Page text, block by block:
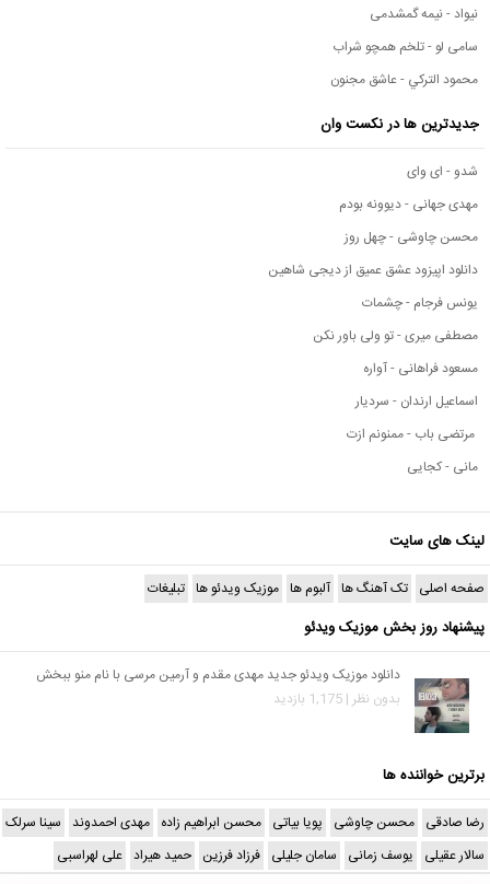
نیواد - نیمه گمشدمی
سامی لو - تلخم همچو شراب
محمود التركي - عاشق مجنون
جدیدترین ها در نکست وان
شدو - ای وای
مهدی جهانی - دیوونه بودم
محسن چاوشی - چهل روز
دانلود اپیزود عشق عمیق از دیجی شاهین
یونس فرجام - چشمات
مصطفی میری - تو ولی باور نکن
مسعود فراهانی - آواره
اسماعیل ارندان - سردیار
مرتضی باب - ممنونم ازت
مانی - کجایی
لینک های سایت
صفحه اصلی تک آهنگ ها آلبوم ها موزیک ویدئو ها تبلیغات
پیشنهاد روز بخش موزیک ویدئو
دانلود موزیک ویدئو جدید مهدی مقدم و آرمین مرسی با نام منو ببخش
بدون نظر | 1,175 بازدید
برترین خواننده ها
رضا صادقی محسن چاوشی پویا بیاتی محسن ابراهیم زاده مهدی احمدوند سینا سرلک
سالار عقیلی یوسف زمانی سامان جلیلی فرزاد فرزین حمید هیراد علی لهراسبی